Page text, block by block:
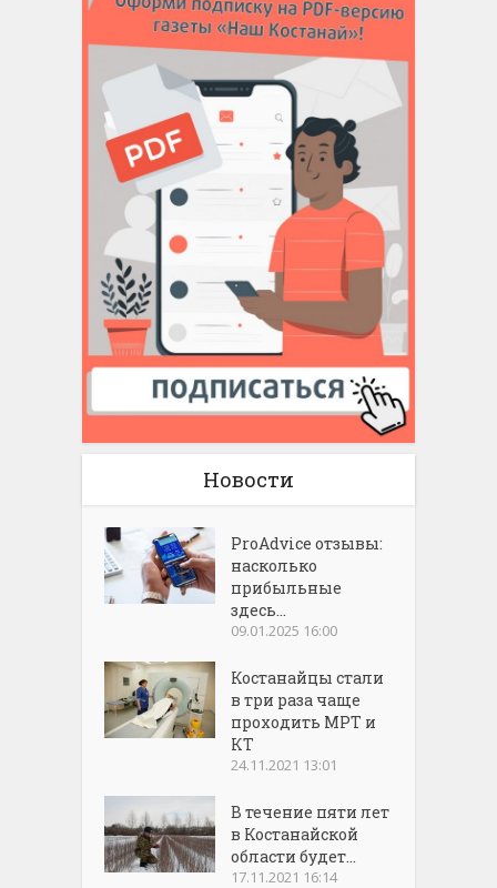
Новости
ProAdvice отзывы:
насколько
прибыльные
здесь...
09.01.2025 16:00
Костанайцы стали
в три раза чаще
проходить МРТ и
КТ
24.11.2021 13:01
В течение пяти лет
в Костанайской
области будет...
17.11.2021 16:14